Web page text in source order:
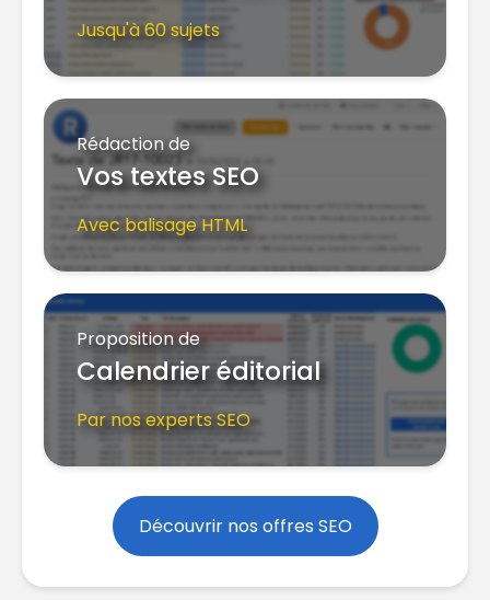
Jusqu'à 60 sujets
Rédaction de
Vos textes SEO
Avec balisage HTML
Proposition de
Calendrier éditorial
Par nos experts SEO
Découvrir nos offres SEO